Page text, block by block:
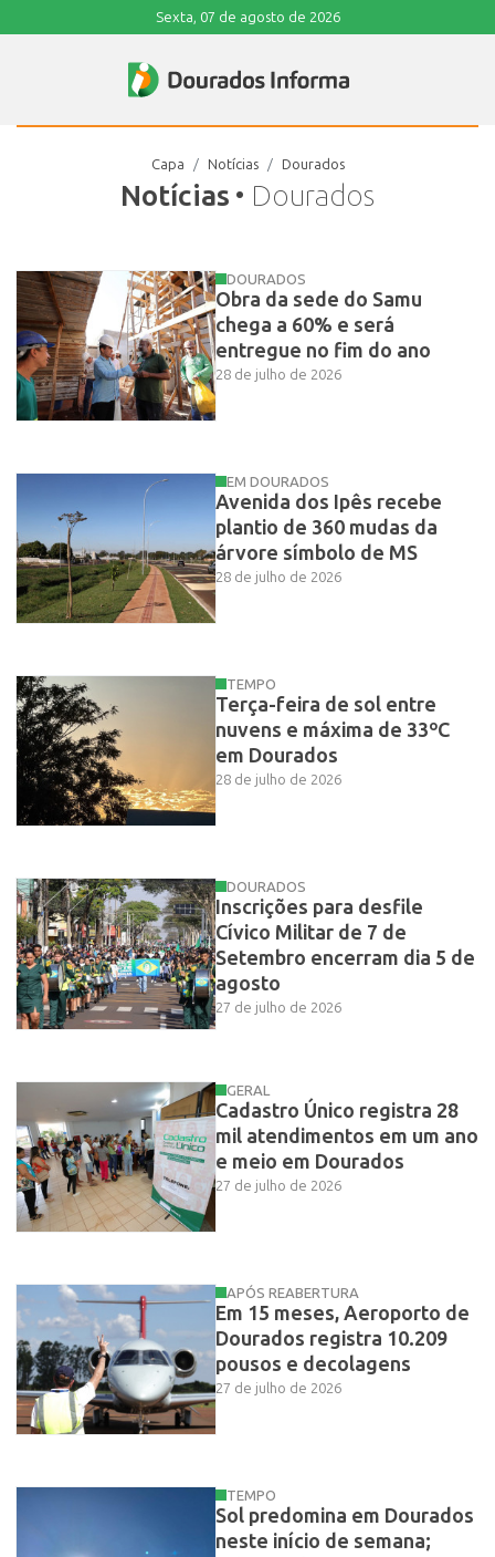
Sexta, 07 de agosto de 2026
Notícias • Dourados
Capa Notícias Dourados
DOURADOS
Obra da sede do Samu
chega a 60% e será
entregue no fim do ano
28 de julho de 2026
EM DOURADOS
Avenida dos Ipês recebe
plantio de 360 mudas da
árvore símbolo de MS
28 de julho de 2026
TEMPO
Terça-feira de sol entre
nuvens e máxima de 33ºC
em Dourados
28 de julho de 2026
DOURADOS
Inscrições para desfile
Cívico Militar de 7 de
Setembro encerram dia 5 de
agosto
27 de julho de 2026
GERAL
Cadastro Único registra 28
mil atendimentos em um ano
e meio em Dourados
27 de julho de 2026
APÓS REABERTURA
Em 15 meses, Aeroporto de
Dourados registra 10.209
pousos e decolagens
27 de julho de 2026
TEMPO
Sol predomina em Dourados
neste início de semana;